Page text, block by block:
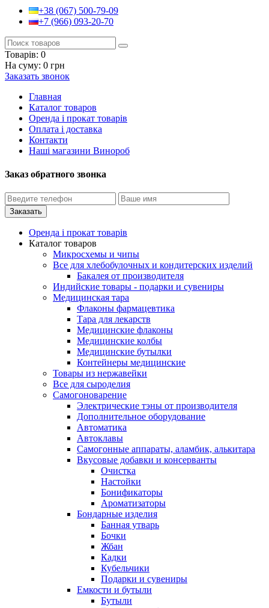
+38 (067) 500-79-09
+7 (966) 093-20-70
Товарів: 0
На суму: 0 грн
Заказать звонок
Главная
Каталог товаров
Оренда і прокат товарів
Оплата і доставка
Контакти
Наші магазини Винороб
Заказ обратного звонка
Оренда і прокат товарів
Каталог товаров
Микросхемы и чипы
Все для хлебобулочных и кондитерских изделий
Бакалея от производителя
Индийские товары - подарки и сувениры
Медицинская тара
Флаконы фармацевтика
Тара для лекарств
Медицинские флаконы
Медицинские колбы
Медицинские бутылки
Контейнеры медицинские
Товары из нержавейки
Все для сыроделия
Самогоноварение
Электрические тэны от производителя
Дополнительное оборудование
Автоматика
Автоклавы
Самогонные аппараты, аламбик, алькитара
Вкусовые добавки и консерванты
Очистка
Настойки
Бонификаторы
Ароматизаторы
Бондарные изделия
Банная утварь
Бочки
Жбан
Кадки
Кубельчики
Подарки и сувениры
Емкости и бутыли
Бутыли